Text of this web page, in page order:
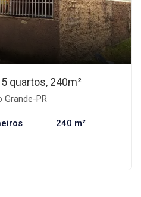
quartos, 240m²
Grande-PR
240 m²